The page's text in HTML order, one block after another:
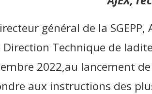
général de la
Direction Technique de
2022,au lancement de
aux instructions des